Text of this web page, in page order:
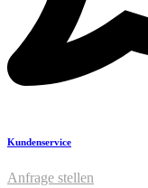
Kundenservice
Anfrage stellen